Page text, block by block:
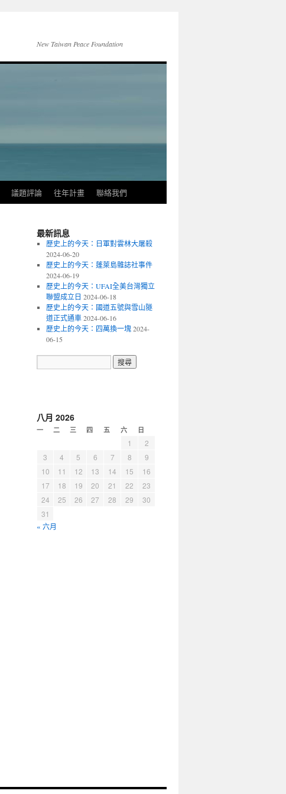
New Taiwan Peace Foundation
議題評論 往年計畫 聯絡我們
最新訊息
歷史上的今天：日軍對雲林大屠殺
2024-06-20
歷史上的今天：蓬萊島雜誌社事件
2024-06-19
歷史上的今天：UFAI全美台灣獨立
聯盟成立日 2024-06-18
歷史上的今天：國道五號與雪山隧
道正式通車 2024-06-16
歷史上的今天：四萬換一塊 2024-
06-15
八月 2026
一 二 三 四 五 六 日
« 六月
1
2
3
4 5 6 7 8
9
10
11 12 13 14 15
16
17
18 19 20 21 22
23
24
25 26 27 28 29
30
31